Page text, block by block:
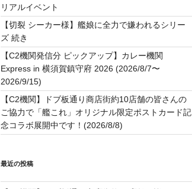
リアルイベント
【切裂 シーカー様】艦娘に全力で嫌われるシリー
ズ 続き
【C2機関発信分 ピックアップ】カレー機関
Express in 横須賀鎮守府 2026 (2026/8/7〜
2026/9/15)
【C2機関】ドブ板通り商店街約10店舗の皆さんの
ご協力で「艦これ」オリジナル限定ポストカード記
念コラボ展開中です！(2026/8/8)
最近の投稿